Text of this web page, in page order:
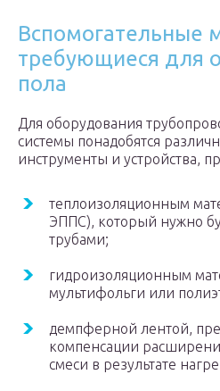
Вспомогательные
требующиеся для
пола
Для оборудования
системы понадобятся
инструменты и устройства,
теплоизоляционным
ЭППС), который нужно
трубами;
гидроизоляционным
мультифольги или
демпферной лентой,
компенсации
смеси в результате